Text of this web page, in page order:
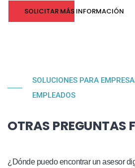
SOLICITAR MÁS INFORMACIÓN
SOLUCIONES PARA
EMPLEADOS
OTRAS PREGUNTAS
¿Dónde puedo encontrar un asesor